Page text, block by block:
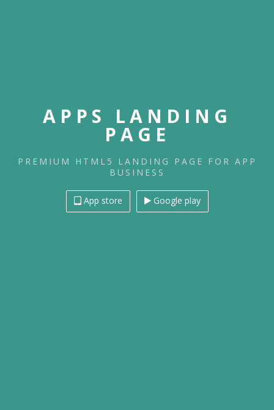
APPS LANDING
PAGE
PREMIUM HTML5 LANDING PAGE FOR APP
BUSINESS
App store Google play